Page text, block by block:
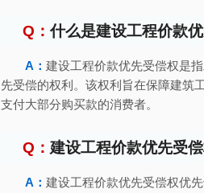
什么是建设工程价款
建设工程价款优先受偿权是
先受偿的权利。该权利旨在保障建筑
支付大部分购买款的消费者。
建设工程价款优先受
建设工程价款优先受偿权优